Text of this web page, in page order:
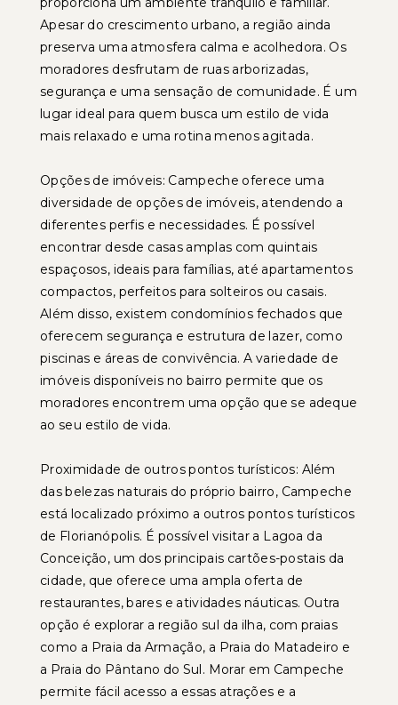
Apesar do crescimento urbano, a região ainda
preserva uma atmosfera calma e acolhedora. Os
moradores desfrutam de ruas arborizadas,
segurança e uma sensação de comunidade. É um
lugar ideal para quem busca um estilo de vida
mais relaxado e uma rotina menos agitada.
Opções de imóveis: Campeche oferece uma
diversidade de opções de imóveis, atendendo a
diferentes perfis e necessidades. É possível
encontrar desde casas amplas com quintais
espaçosos, ideais para famílias, até apartamentos
compactos, perfeitos para solteiros ou casais.
Além disso, existem condomínios fechados que
oferecem segurança e estrutura de lazer, como
piscinas e áreas de convivência. A variedade de
imóveis disponíveis no bairro permite que os
moradores encontrem uma opção que se adeque
ao seu estilo de vida.
Proximidade de outros pontos turísticos: Além
das belezas naturais do próprio bairro, Campeche
está localizado próximo a outros pontos turísticos
de Florianópolis. É possível visitar a Lagoa da
Conceição, um dos principais cartões-postais da
cidade, que oferece uma ampla oferta de
restaurantes, bares e atividades náuticas. Outra
opção é explorar a região sul da ilha, com praias
como a Praia da Armação, a Praia do Matadeiro e
a Praia do Pântano do Sul. Morar em Campeche
permite fácil acesso a essas atrações e a